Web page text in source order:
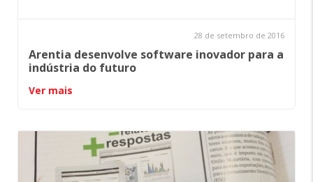
28 de setembro de 2016
Arentia desenvolve software inovador para a
indústria do futuro
Ver mais